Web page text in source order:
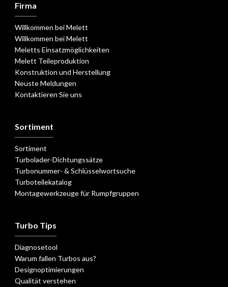
Firma
Willkommen bei Melett
Willkommen bei Melett
Meletts Einsatzmöglichkeiten
Melett Teileproduktion
Konstruktion und Herstellung
Neuste Meldungen
Kontaktieren Sie uns
Sortiment
Sortiment
Turbolader-Dichtungssätze
Turbonummer- & Schlüsselwortsuche
Turboteilekatalog
Montagewerkzeuge für Rumpfgruppen
Turbo Tips
Diagnosetool
Warum fallen Turbos aus?
Designoptimierungen
Qualität verstehen